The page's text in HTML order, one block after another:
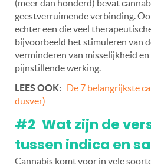
(meer dan honderd) bevat
geestverruimende verbinding.
echter een die veel
bijvoorbeeld het stimuleren van
verminderen van misselijkheid
pijnstillende werking.
LEES OOK: De 7 belangrijkste
dusver)
#2 Wat zijn de
tussen indica en
Cannabis komt voor in vele